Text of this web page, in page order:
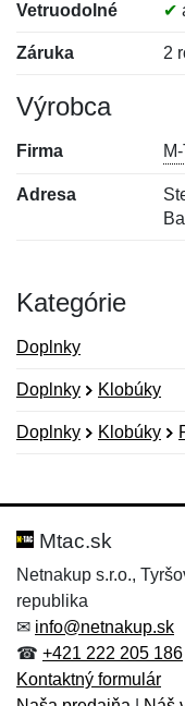
Vetruodolné ✔
Záruka 2
Výrobca
Firma
Adresa
Kategórie
Doplnky
Doplnky Klobúky
Doplnky Klobúky
Hodnotenie:
Meno:*
Meno:
E-mail:*
Mtac.sk
Netnakup s.r.o.,
republika
✉ info@netnakup.sk
☎ +421 222 205 186
Kontaktný formulár